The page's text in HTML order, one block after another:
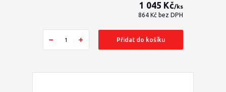
1 045 Kč/ks
864 Kč bez DPH
Přidat do košíku